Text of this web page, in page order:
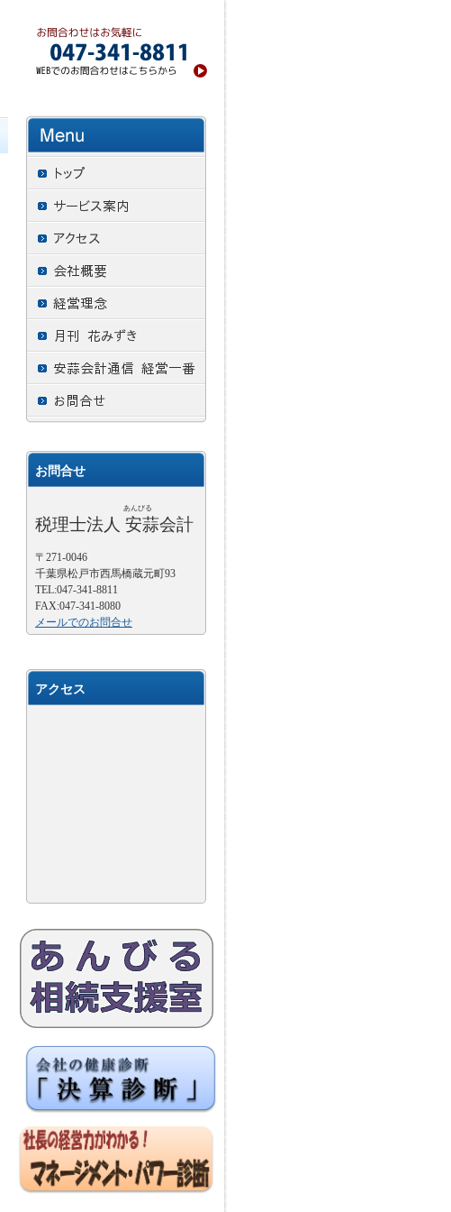
お問合せ
あんびる
税理士法人 安蒜会計
〒271-0046
千葉県松戸市西馬橋蔵元町93
TEL:047-341-8811
FAX:047-341-8080
メールでのお問合せ
アクセス